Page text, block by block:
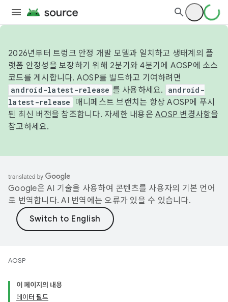
2026년부터 트렁크 안정 개발 모델과 일치하고 생태계의 플
랫폼 안정성을 보장하기 위해 2분기와 4분기에 AOSP에 소스
코드를 게시합니다. AOSP를 빌드하고 기여하려면
android-latest-release 를 사용하세요.
android-
latest-release
매니페스트 브랜치는 항상 AOSP에 푸시
된 최신 버전을 참조합니다. 자세한 내용은 AOSP 변경사항을
참고하세요.
Google은 AI 기술을 사용하여 콘텐츠를 사용자의 기본 언어
로 번역합니다. AI 번역에는 오류가 있을 수 있습니다.
AOSP
이 페이지의 내용
데이터 필드